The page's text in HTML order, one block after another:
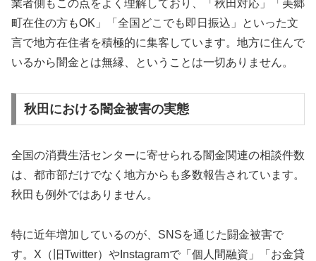
業者側もこの点をよく理解しており、「秋田対応」「美郷
町在住の方もOK」「全国どこでも即日振込」といった文
言で地方在住者を積極的に集客しています。地方に住んで
いるから闇金とは無縁、ということは一切ありません。
秋田における闇金被害の実態
全国の消費生活センターに寄せられる闇金関連の相談件数
は、都市部だけでなく地方からも多数報告されています。
秋田も例外ではありません。
特に近年増加しているのが、SNSを通じた闘金被害で
す。X（旧Twitter）やInstagramで「個人間融資」「お金貸